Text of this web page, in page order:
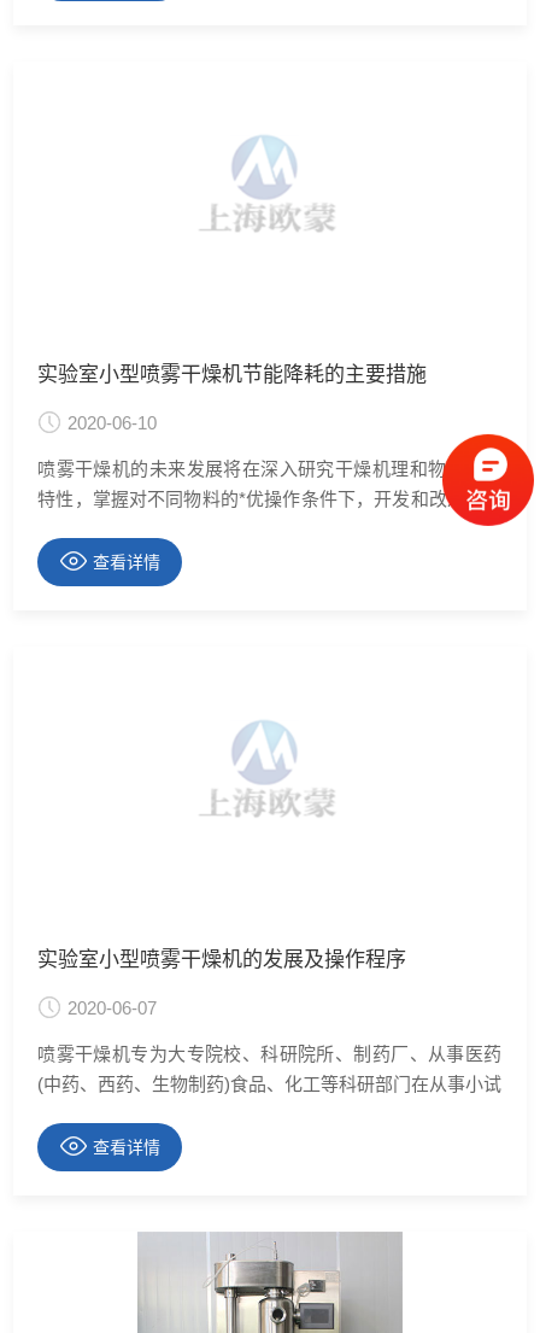
温度较高但由于热风进入干燥室后立即与液滴接触，塔内
实验室小型喷雾干燥机节能降耗的主要措施
2020-06-10
喷雾干燥机的未来发展将在深入研究干燥机理和物料干燥
特性，掌握对不同物料的*优操作条件下，开发和改进喷雾
干燥机。另外，大型化、***、高经济性，以及改进对原料
的适应性和产品质量，是喷雾干燥机发展的基本趋势。我
国喷雾干燥机的行业管理及科技开发系统由于干燥行业为
查看详情
实验室小型喷雾干燥机的发展及操作程序
2020-06-07
喷雾干燥机专为大专院校、科研院所、制药厂、从事医药
(中药、西药、生物制药)食品、化工等科研部门在从事小试
燥速度快,液体受热温度较低，操作过程简单，方便,**适用
热敏性物料的干燥。仍保持原有的色泽、香味，具有良好
查看详情